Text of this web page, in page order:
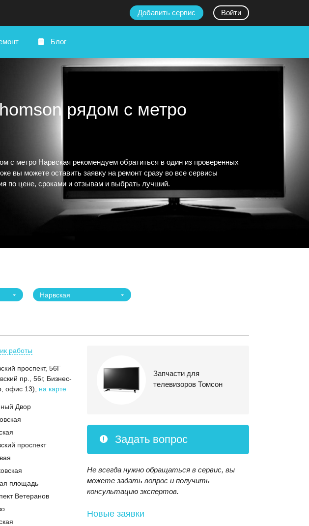
Добавить сервис Войти
Блог
рядом с метро
с метро Нарвская рекомендуем обратиться в один из проверенных
вы можете оставить заявку на ремонт сразу во все сервисы
по цене, сроками и отзывам и выбрать лучший.
Нарвская
работы
проспект, 56Г
пр., 56г, Бизнес-
офис 13)
на карте
Двор
проспект
площадь
Ветеранов
Запчасти для
телевизоров Томсон
Задать вопрос
Не всегда нужно обращаться в сервис, вы
можете задать вопрос и получить
консультацию экспертов.
Новые заявки